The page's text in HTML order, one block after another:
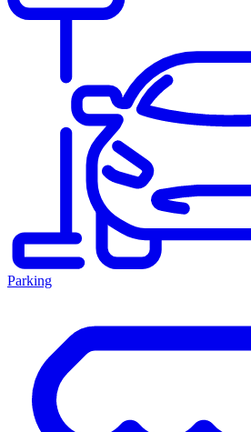
Parking